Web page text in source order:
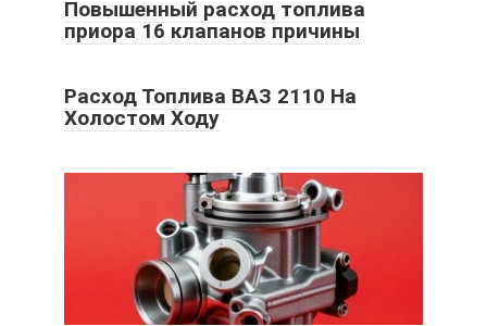
Повышенный расход топлива
приора 16 клапанов причины
Расход Топлива ВАЗ 2110 На
Холостом Ходу